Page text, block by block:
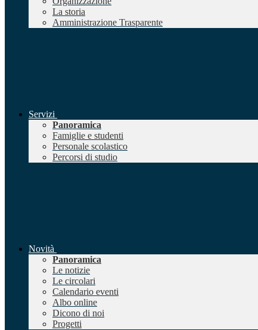
La storia
Amministrazione Trasparente
Servizi
Panoramica
Famiglie e studenti
Personale scolastico
Percorsi di studio
Novità
Panoramica
Le notizie
Le circolari
Calendario eventi
Albo online
Dicono di noi
Progetti